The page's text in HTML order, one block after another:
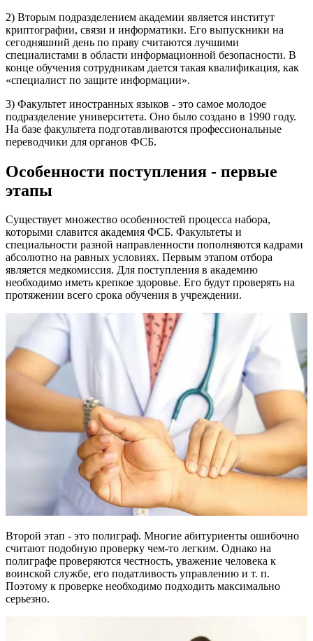
2) Вторым подразделением академии является институт
криптографии, связи и информатики. Его выпускники на
сегодняшний день по праву считаются лучшими
специалистами в области информационной безопасности. В
конце обучения сотрудникам дается такая квалификация, как
«специалист по защите информации».
3) Факультет иностранных языков - это самое молодое
подразделение университета. Оно было создано в 1990 году.
На базе факультета подготавливаются профессиональные
переводчики для органов ФСБ.
Особенности поступления - первые
этапы
Существует множество особенностей процесса набора,
которыми славится академия ФСБ. Факультеты и
специальности разной направленности пополняются кадрами
абсолютно на равных условиях. Первым этапом отбора
является медкомиссия. Для поступления в академию
необходимо иметь крепкое здоровье. Его будут проверять на
протяжении всего срока обучения в учреждении.
Второй этап - это полиграф. Многие абитуриенты ошибочно
считают подобную проверку чем-то легким. Однако на
полиграфе проверяются честность, уважение человека к
воинской службе, его податливость управлению и т. п.
Поэтому к проверке необходимо подходить максимально
серьезно.